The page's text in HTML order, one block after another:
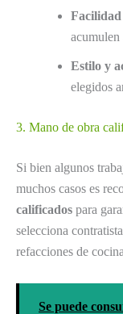
acumulen
Estilo y
elegidos
3. Mano de obra
Si bien algunos
muchos casos es
calificados para
selecciona
refacciones de
Se puede